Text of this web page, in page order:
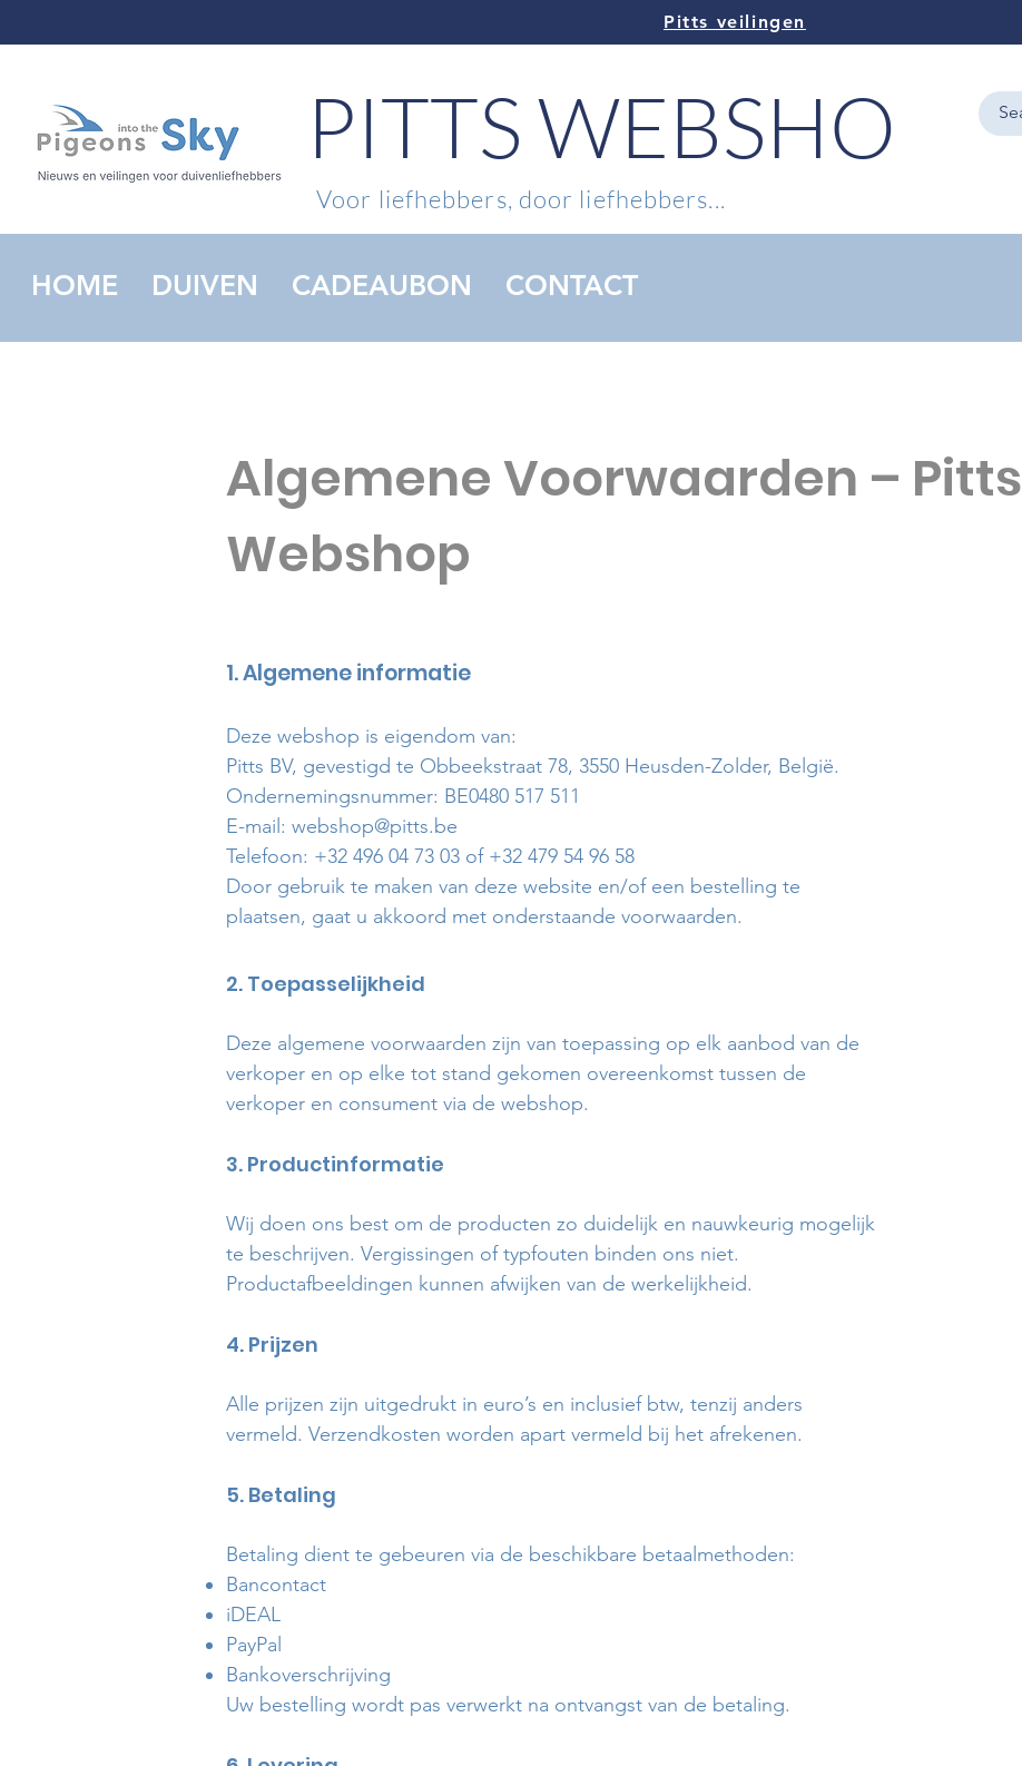
Pitts veilingen
PITTS WEBSHOP
Voor liefhebbers, door liefhebbers...
HOME DUIVEN CADEAUBON CONTACT
Algemene Voorwaarden – Pitts
Webshop
1. Algemene informatie
Deze webshop is eigendom van:
Pitts BV, gevestigd te Obbeekstraat 78, 3550 Heusden-Zolder, België.
Ondernemingsnummer: BE0480 517 511
E-mail: webshop@pitts.be
Telefoon: +32 496 04 73 03 of +32 479 54 96 58
Door gebruik te maken van deze website en/of een bestelling te
plaatsen, gaat u akkoord met onderstaande voorwaarden.
2. Toepasselijkheid
Deze algemene voorwaarden zijn van toepassing op elk aanbod van de
verkoper en op elke tot stand gekomen overeenkomst tussen de
verkoper en consument via de webshop.
3. Productinformatie
Wij doen ons best om de producten zo duidelijk en nauwkeurig mogelijk
te beschrijven. Vergissingen of typfouten binden ons niet.
Productafbeeldingen kunnen afwijken van de werkelijkheid.
4. Prijzen
Alle prijzen zijn uitgedrukt in euro’s en inclusief btw, tenzij anders
vermeld. Verzendkosten worden apart vermeld bij het afrekenen.
5. Betaling
Betaling dient te gebeuren via de beschikbare betaalmethoden:
Bancontact
iDEAL
PayPal
Bankoverschrijving
Uw bestelling wordt pas verwerkt na ontvangst van de betaling.